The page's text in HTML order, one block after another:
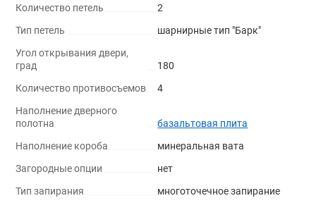
Количество петель
2
Тип петель
шарнирные тип "Барк"
Угол открывания двери,
град
180
Количество противосъемов
4
Наполнение дверного
полотна
базальтовая плита
Наполнение короба
минеральная вата
Загородные опции
нет
Тип запирания
многоточечное запирание